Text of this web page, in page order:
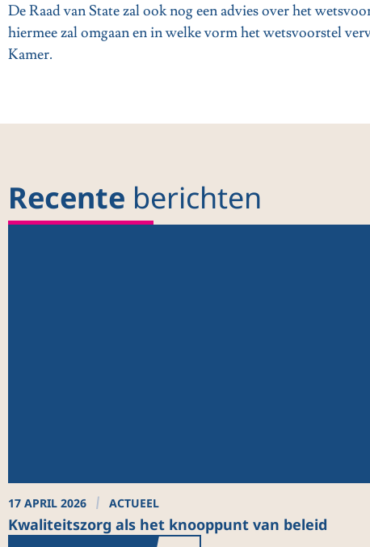
De Raad van State zal ook nog een advies over het
hiermee zal omgaan en in welke vorm het wetsvoorstel
Kamer.
Recente berichten
17 APRIL 2026 ACTUEEL
Kwaliteitszorg als het knooppunt van beleid